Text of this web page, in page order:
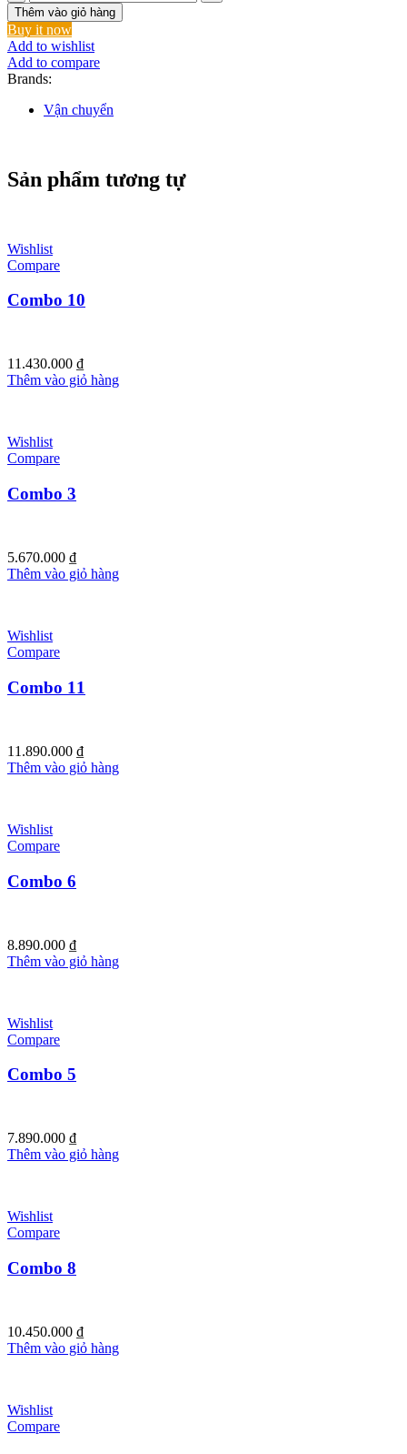
4
số
lượng
Thêm vào giỏ hàng
Buy it now
Add to wishlist
Add to compare
Brands:
Vận chuyển
Sản phẩm tương tự
Wishlist
Compare
Combo 10
11.430.000 ₫
Thêm vào giỏ hàng
Wishlist
Compare
Combo 3
5.670.000 ₫
Thêm vào giỏ hàng
Wishlist
Compare
Combo 11
11.890.000 ₫
Thêm vào giỏ hàng
Wishlist
Compare
Combo 6
8.890.000 ₫
Thêm vào giỏ hàng
Wishlist
Compare
Combo 5
7.890.000 ₫
Thêm vào giỏ hàng
Wishlist
Compare
Combo 8
10.450.000 ₫
Thêm vào giỏ hàng
Wishlist
Compare